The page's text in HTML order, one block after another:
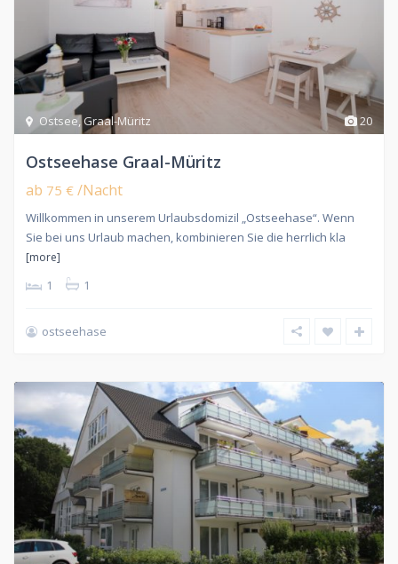
20
Ostsee,Graal-Müritz
Ostseehase Graal-Müritz
ab 75 € /Nacht
Willkommen in unserem Urlaubsdomizil „Ostseehase“. Wenn
Sie bei uns Urlaub machen, kombinieren Sie die herrlich kla
[more]
1 1
ostseehase